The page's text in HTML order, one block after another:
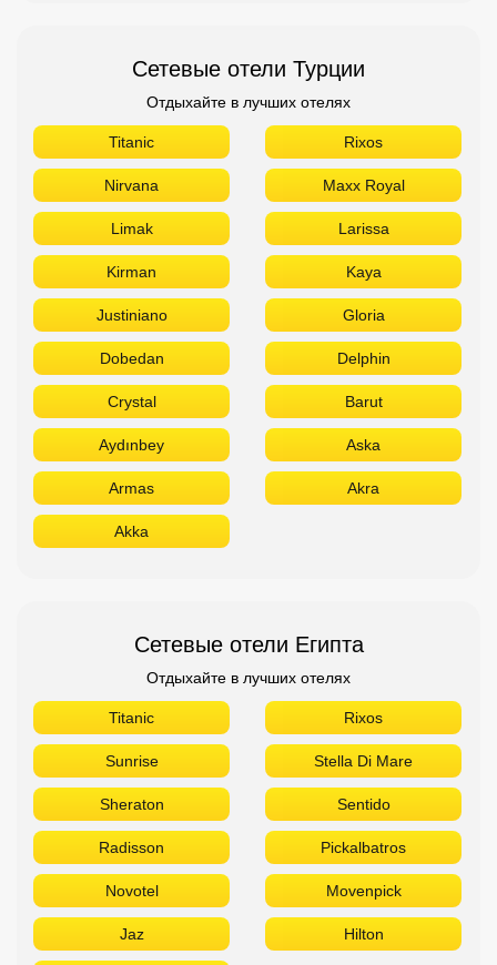
Сетевые отели Турции
Отдыхайте в лучших отелях
Titanic Rixos
Nirvana Maxx Royal
Limak Larissa
Kirman Kaya
Justiniano Gloria
Dobedan Delphin
Crystal Barut
Aydınbey Aska
Armas Akra
Akka
Сетевые отели Египта
Отдыхайте в лучших отелях
Titanic Rixos
Sunrise Stella Di Mare
Sheraton Sentido
Radisson Pickalbatros
Novotel Movenpick
Jaz Hilton